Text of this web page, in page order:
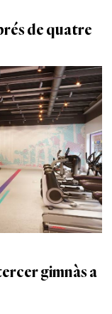
de quatre
gimnàs a